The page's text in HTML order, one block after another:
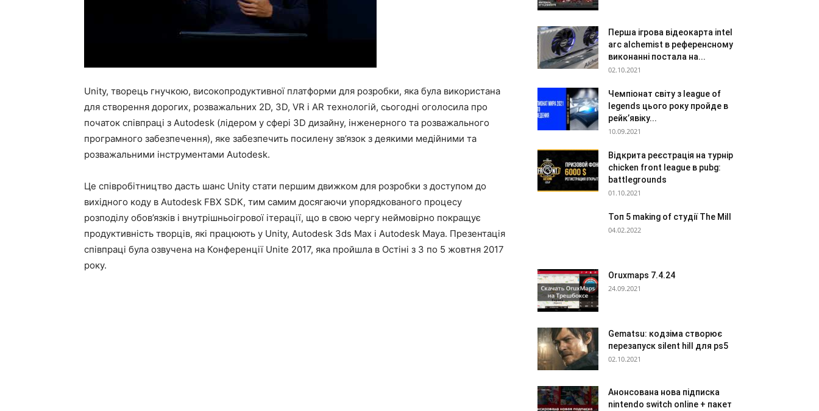
Unity, творець гнучкою, високопродуктивної платформи для розробки, яка була використана
для створення дорогих, розважальних 2D, 3D, VR і AR технологій, сьогодні оголосила про
початок співпраці з Autodesk (лідером у сфері 3D дизайну, інженерного та розважального
програмного забезпечення), яке забезпечить посилену зв’язок з деякими медійними та
розважальними інструментами Autodesk.
Це співробітництво дасть шанс Unity стати першим движком для розробки з доступом до
вихідного коду в Autodesk FBX SDK, тим самим досягаючи упорядкованого процесу
розподілу обов’язків і внутрішньоігрової ітерації, що в свою чергу неймовірно покращує
продуктивність творців, які працюють у Unity, Autodesk 3ds Max і Autodesk Maya. Презентація
співпраці була озвучена на Конференції Unite 2017, яка пройшла в Остіні з 3 по 5 жовтня 2017
року.
Перша ігрова відеокарта intel
arc alchemist в референсному
виконанні постала на...
02.10.2021
Чемпіонат світу з league of
legends цього року пройде в
рейк’явіку...
10.09.2021
Відкрита реєстрація на турнір
chicken front league в pubg:
battlegrounds
01.10.2021
Топ 5 making of студії The Mill
04.02.2022
Oruxmaps 7.4.24
24.09.2021
Gematsu: кодзіма створює
перезапуск silent hill для ps5
02.10.2021
Анонсована нова підписка
nintendo switch online + пакет